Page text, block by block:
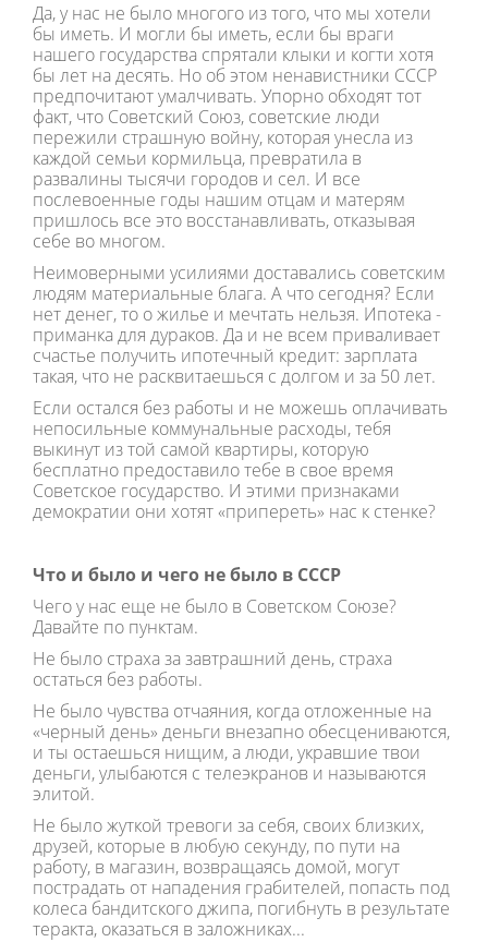
Да, у нас не было многого из того, что мы хотели
бы иметь. И могли бы иметь, если бы враги
нашего государства спрятали клыки и когти хотя
бы лет на десять. Но об этом ненавистники СССР
предпочитают умалчивать. Упорно обходят тот
факт, что Советский Союз, советские люди
пережили страшную войну, которая унесла из
каждой семьи кормильца, превратила в
развалины тысячи городов и сел. И все
послевоенные годы нашим отцам и матерям
пришлось все это восстанавливать, отказывая
себе во многом.
Неимоверными усилиями доставались советским
людям материальные блага. А что сегодня? Если
нет денег, то о жилье и мечтать нельзя. Ипотека -
приманка для дураков. Да и не всем приваливает
счастье получить ипотечный кредит: зарплата
такая, что не расквитаешься с долгом и за 50 лет.
Если остался без работы и не можешь оплачивать
непосильные коммунальные расходы, тебя
выкинут из той самой квартиры, которую
бесплатно предоставило тебе в свое время
Советское государство. И этими признаками
демократии они хотят «припереть» нас к стенке?
Что и было и чего не было в СССР
Чего у нас еще не было в Советском Союзе?
Давайте по пунктам.
Не было страха за завтрашний день, страха
остаться без работы.
Не было чувства отчаяния, когда отложенные на
«черный день» деньги внезапно обесцениваются,
и ты остаешься нищим, а люди, укравшие твои
деньги, улыбаются с телеэкранов и называются
элитой.
Не было жуткой тревоги за себя, своих близких,
друзей, которые в любую секунду, по пути на
работу, в магазин, возвращаясь домой, могут
пострадать от нападения грабителей, попасть под
колеса бандитского джипа, погибнуть в результате
теракта, оказаться в заложниках...